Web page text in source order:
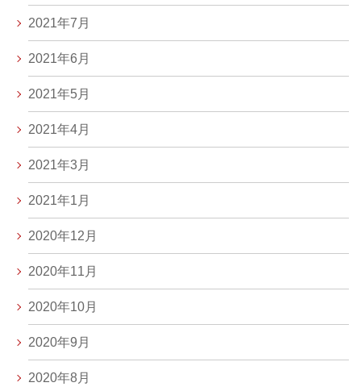
2021年7月
2021年6月
2021年5月
2021年4月
2021年3月
2021年1月
2020年12月
2020年11月
2020年10月
2020年9月
2020年8月